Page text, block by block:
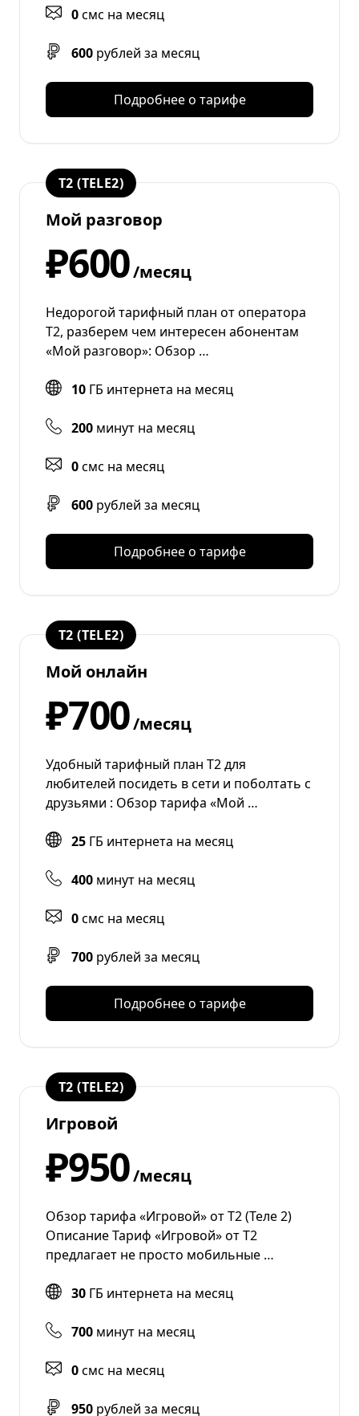
0смс на месяц
600 рублей за месяц
Подробнее о тарифе
T2 (TELE2)
Мой разговор
₽600/месяц
Недорогой тарифный план от оператора
T2, разберем чем интересен абонентам
«Мой разговор»: Обзор …
10 ГБ интернета на месяц
200 минут на месяц
0смс на месяц
600 рублей за месяц
Подробнее о тарифе
T2 (TELE2)
Мой онлайн
₽700/месяц
Удобный тарифный план Т2 для
любителей посидеть в сети и поболтать с
друзьями : Обзор тарифа «Мой …
25 ГБ интернета на месяц
400 минут на месяц
0смс на месяц
700 рублей за месяц
Подробнее о тарифе
T2 (TELE2)
Игровой
₽950/месяц
Обзор тарифа «Игровой» от Т2 (Теле 2)
Описание Тариф «Игровой» от T2
предлагает не просто мобильные …
30 ГБ интернета на месяц
700 минут на месяц
0смс на месяц
950 рублей за месяц